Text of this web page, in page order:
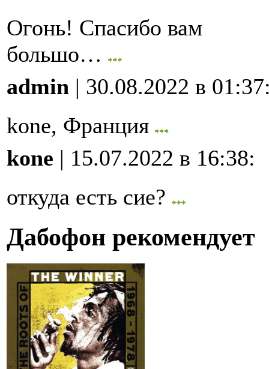
Огонь! Спасибо вам
большо…
admin | 30.08.2022 в 01:37
kone, Франция
kone | 15.07.2022 в 16:38:
откуда есть сие?
Дабофон рекомендует